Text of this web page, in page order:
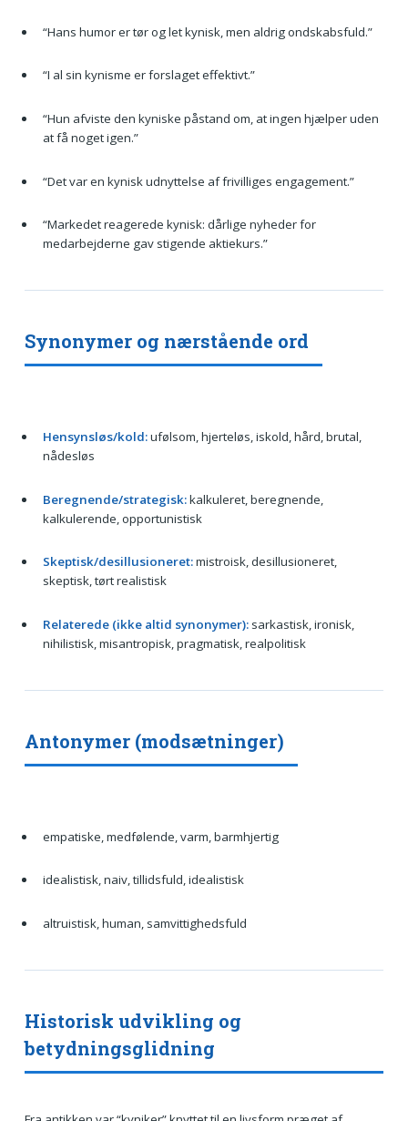
“Hans humor er tør og let kynisk, men aldrig ondskabsfuld.”
“I al sin kynisme er forslaget effektivt.”
“Hun afviste den kyniske påstand om, at ingen hjælper uden
at få noget igen.”
“Det var en kynisk udnyttelse af frivilliges engagement.”
“Markedet reagerede kynisk: dårlige nyheder for
medarbejderne gav stigende aktiekurs.”
Synonymer og nærstående ord
Hensynsløs/kold:ufølsom, hjerteløs, iskold, hård, brutal,
nådesløs
Beregnende/strategisk:kalkuleret, beregnende,
kalkulerende, opportunistisk
Skeptisk/desillusioneret:mistroisk, desillusioneret,
skeptisk, tørt realistisk
Relaterede (ikke altid synonymer):sarkastisk, ironisk,
nihilistisk, misantropisk, pragmatisk, realpolitisk
Antonymer (modsætninger)
empatiske, medfølende, varm, barmhjertig
idealistisk, naiv, tillidsfuld, idealistisk
altruistisk, human, samvittighedsfuld
Historisk udvikling og
betydningsglidning